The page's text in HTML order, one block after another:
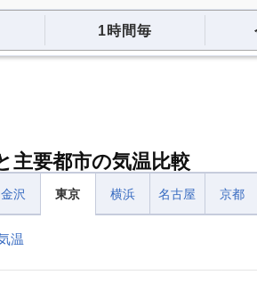
1時間毎
主要都市の気温比較
金沢 東京 横浜 名古屋 京都
温